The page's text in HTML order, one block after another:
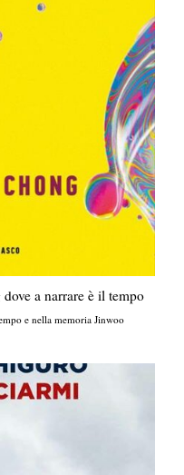
a narrare è il tempo
e nella memoria Jinwoo